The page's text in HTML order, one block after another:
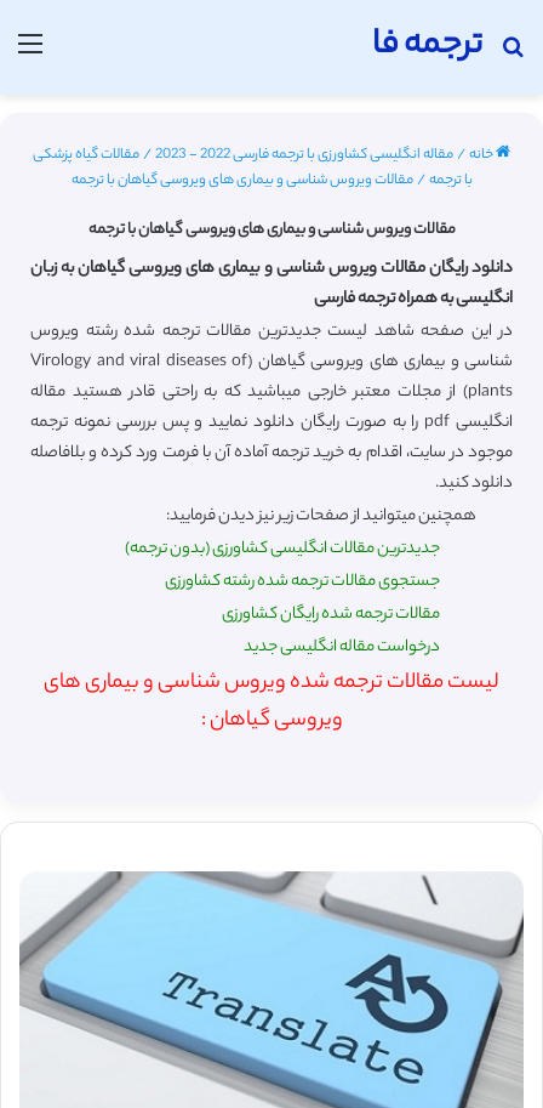
ترجمه فا
جستجو برای
خانه/مقاله انگلیسی کشاورزی با ترجمه فارسی 2022 - 2023 /مقالات گیاه پزشکی
با ترجمه/مقالات ویروس شناسی و بیماری های ویروسی گیاهان با ترجمه
مقالات ویروس شناسی و بیماری های ویروسی گیاهان با ترجمه
دانلود رایگان مقالات ویروس شناسی و بیماری های ویروسی گیاهان به زبان
انگلیسی به همراه ترجمه فارسی
در این صفحه شاهد لیست جدیدترین مقالات ترجمه شده رشته ویروس
شناسی و بیماری های ویروسی گیاهان (Virology and viral diseases of
plants) از مجلات معتبر خارجی میباشید که به راحتی قادر هستید مقاله
انگلیسی pdf را به صورت رایگان دانلود نمایید و پس بررسی نمونه ترجمه
موجود در سایت، اقدام به خرید ترجمه آماده آن با فرمت ورد کرده و بلافاصله
دانلود کنید.
همچنین میتوانید از صفحات زیر نیز دیدن فرمایید:
جدیدترین مقالات انگلیسی کشاورزی (بدون ترجمه)
جستجوی مقالات ترجمه شده رشته کشاورزی
مقالات ترجمه شده رایگان کشاورزی
درخواست مقاله انگلیسی جدید
لیست مقالات ترجمه شده ویروس شناسی و بیماری های
ویروسی گیاهان :